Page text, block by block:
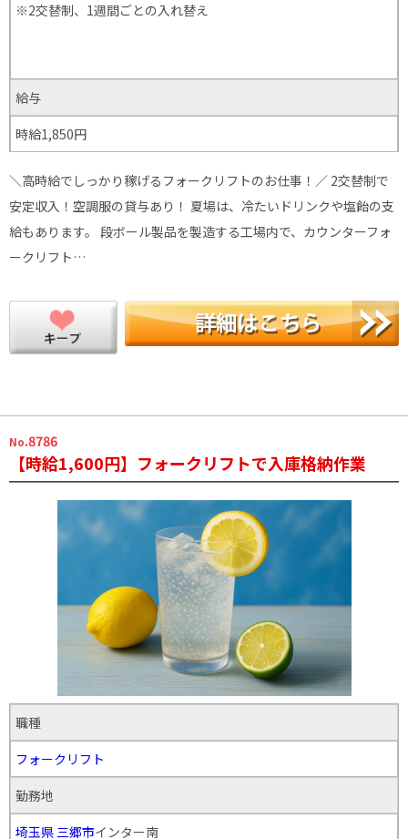
※2交替制、1週間ごとの入れ替え
給与
時給1,850円
＼高時給でしっかり稼げるフォークリフトのお仕事！／ 2交替制で
安定収入！空調服の貸与あり！ 夏場は、冷たいドリンクや塩飴の支
給もあります。 段ボール製品を製造する工場内で、カウンターフォ
ークリフト…
No.8786
【時給1,600円】フォークリフトで入庫格納作業
職種
フォークリフト
勤務地
埼玉県三郷市インター南